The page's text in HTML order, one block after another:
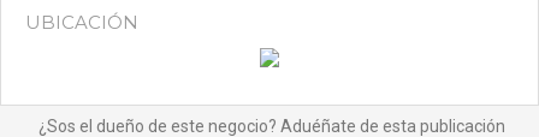
UBICACIÓN
¿Sos el dueño de este negocio? Aduéñate de esta publicación